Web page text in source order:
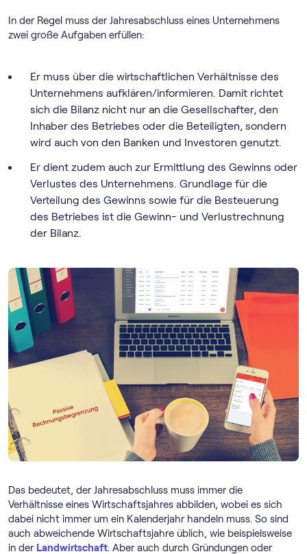
In der Regel muss der Jahresabschluss eines Unternehmens
zwei große Aufgaben erfüllen:
Er muss über die wirtschaftlichen Verhältnisse des
Unternehmens aufklären/informieren. Damit richtet
sich die Bilanz nicht nur an die Gesellschafter, den
Inhaber des Betriebes oder die Beteiligten, sondern
wird auch von den Banken und Investoren genutzt.
Er dient zudem auch zur Ermittlung des Gewinns oder
Verlustes des Unternehmens. Grundlage für die
Verteilung des Gewinns sowie für die Besteuerung
des Betriebes ist die Gewinn- und Verlustrechnung
der Bilanz.
Das bedeutet, der Jahresabschluss muss immer die
Verhältnisse eines Wirtschaftsjahres abbilden, wobei es sich
dabei nicht immer um ein Kalenderjahr handeln muss. So sind
auch abweichende Wirtschaftsjahre üblich, wie beispielsweise
in der Landwirtschaft. Aber auch durch Gründungen oder